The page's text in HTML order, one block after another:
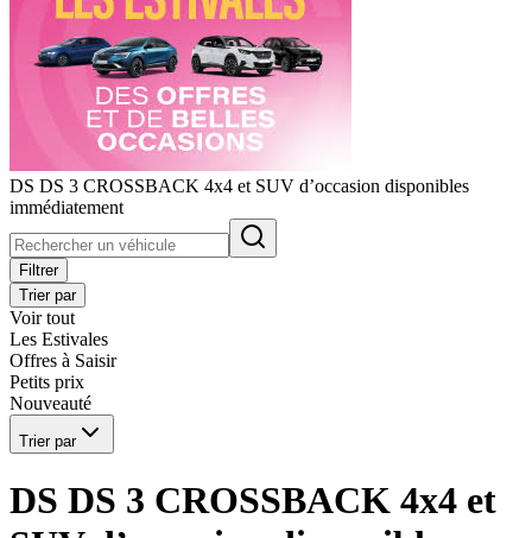
DS DS 3 CROSSBACK 4x4 et SUV d’occasion disponibles
immédiatement
Filtrer
Trier par
Voir tout
Les Estivales
Offres à Saisir
Petits prix
Nouveauté
Trier par
DS DS 3 CROSSBACK 4x4 et